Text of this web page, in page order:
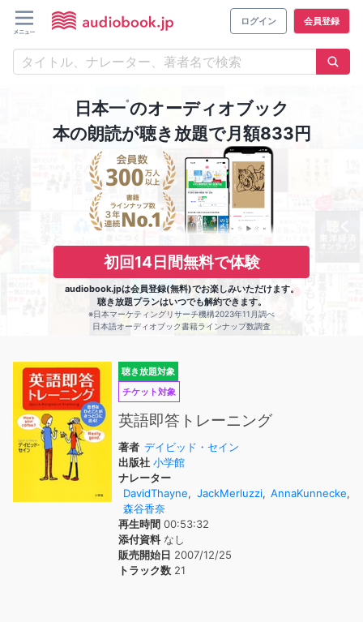
ログイン 会員登録
日本一※のオーディオブック
本の朗読が聴き放題で月額833円
初回14日間無料で体験
audiobook.jpは会員登録(無料)でお楽しみいただけます。
聴き放題プランはいつでも解約できます。
※日本マーケティングリサーチ機構2023年11月調べ
日本語オーディオブック書籍ラインナップ数調査
聴き放題対象
チケット対象
英語即答トレーニング
著者 デイビッド・セイン
出版社 小学館
ナレーター
DavidThayne, JackMerluzzi, AnnaKunnecke,
森谷香奈
再生時間00:53:32
添付資料なし
販売開始日 2007/12/25
トラック数21